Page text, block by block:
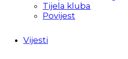
Tijela kluba
Povijest
Vijesti